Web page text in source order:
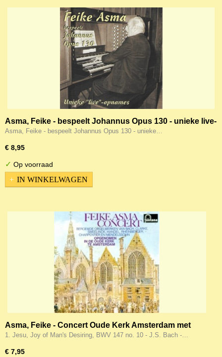
Asma, Feike - bespeelt Johannus Opus 130 - unieke live-
opnames
Asma, Feike - bespeelt Johannus Opus 130 - unieke…
€ 8,95
✓ Op voorraad
IN WINKELWAGEN
Asma, Feike - Concert Oude Kerk Amsterdam met
beroemde orgelwerken
1. Jesu, Joy of Man's Desiring, BWV 147 no. 10 - J.S. Bach -…
€ 7,95